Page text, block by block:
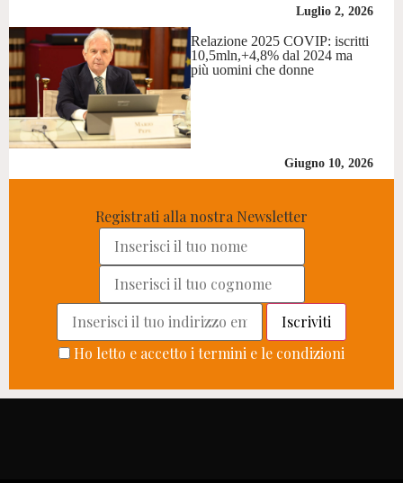
Luglio 2, 2026
Relazione 2025 COVIP: iscritti
10,5mln,+4,8% dal 2024 ma
più uomini che donne
Giugno 10, 2026
Registrati alla nostra Newsletter
Ho letto e accetto i termini e le condizioni